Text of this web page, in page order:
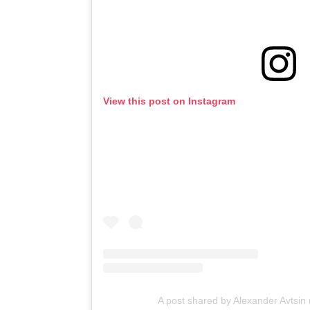
View this post on Instagram
A post shared by Alexander